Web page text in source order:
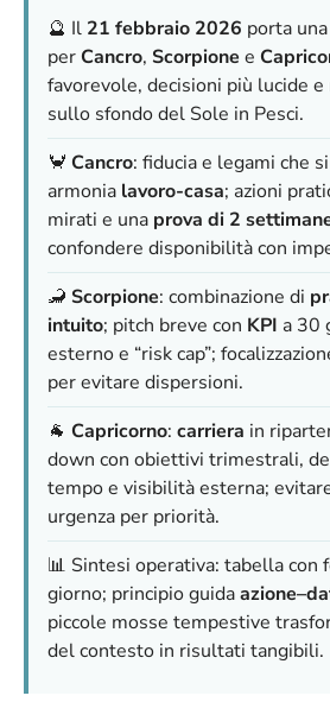
🔮 Il 21 febbraio 2026 porta una
perCancro, Scorpione e
favorevole, decisioni più lucide
sullo sfondo del Sole in Pesci.
🦀 Cancro: fiducia e legami che
armonia lavoro-casa; azioni
mirati e una prova di 2
confondere disponibilità con
🦂 Scorpione: combinazione di
intuito; pitch breve con KPI a 30
esterno e “risk cap”;
per evitare dispersioni.
🐐 Capricorno: carriera in
down con obiettivi trimestrali,
tempo e visibilità esterna;
urgenza per priorità.
📊 Sintesi operativa: tabella con
giorno; principio guida
piccole mosse tempestive
del contesto in risultati tangibili.